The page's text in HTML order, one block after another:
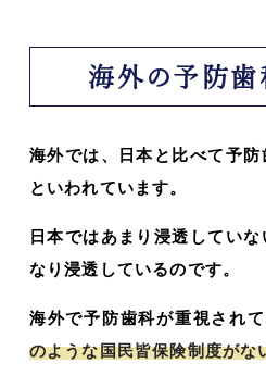
海外の予防歯
海外では、日本と比べて予
といわれています。
日本ではあまり浸透してい
なり浸透しているのです。
海外で予防歯科が重視され
のような国民皆保険制度がな